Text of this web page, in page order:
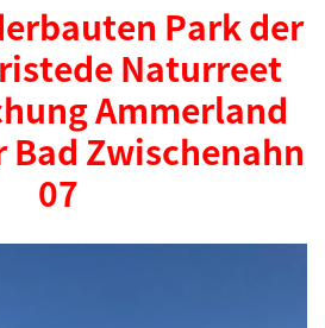
Reetdach
Reetdach
von Reetdächern
Park der
Naturreet
Ammerland
Bad Zwischenahn
07